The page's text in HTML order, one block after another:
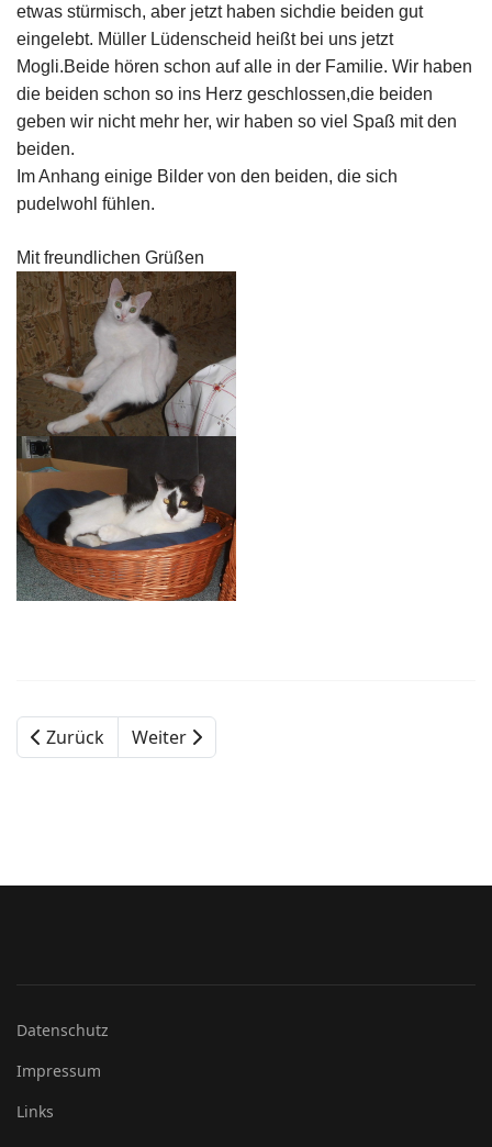
etwas stürmisch, aber jetzt haben sichdie beiden gut
eingelebt. Müller Lüdenscheid heißt bei uns jetzt
Mogli.Beide hören schon auf alle in der Familie. Wir haben
die beiden schon so ins Herz geschlossen,die beiden
geben wir nicht mehr her, wir haben so viel Spaß mit den
beiden.
Im Anhang einige Bilder von den beiden, die sich
pudelwohl fühlen.
Mit freundlichen Grüßen
Zurück Weiter
Datenschutz
Impressum
Links